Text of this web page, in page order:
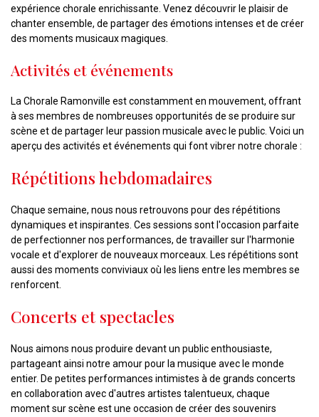
expérience chorale enrichissante. Venez découvrir le plaisir de
chanter ensemble, de partager des émotions intenses et de créer
des moments musicaux magiques.
Activités et événements
La Chorale Ramonville est constamment en mouvement, offrant
à ses membres de nombreuses opportunités de se produire sur
scène et de partager leur passion musicale avec le public. Voici un
aperçu des activités et événements qui font vibrer notre chorale :
Répétitions hebdomadaires
Chaque semaine, nous nous retrouvons pour des répétitions
dynamiques et inspirantes. Ces sessions sont l'occasion parfaite
de perfectionner nos performances, de travailler sur l'harmonie
vocale et d'explorer de nouveaux morceaux. Les répétitions sont
aussi des moments conviviaux où les liens entre les membres se
renforcent.
Concerts et spectacles
Nous aimons nous produire devant un public enthousiaste,
partageant ainsi notre amour pour la musique avec le monde
entier. De petites performances intimistes à de grands concerts
en collaboration avec d'autres artistes talentueux, chaque
moment sur scène est une occasion de créer des souvenirs